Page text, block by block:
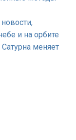
и на орбите
меняет